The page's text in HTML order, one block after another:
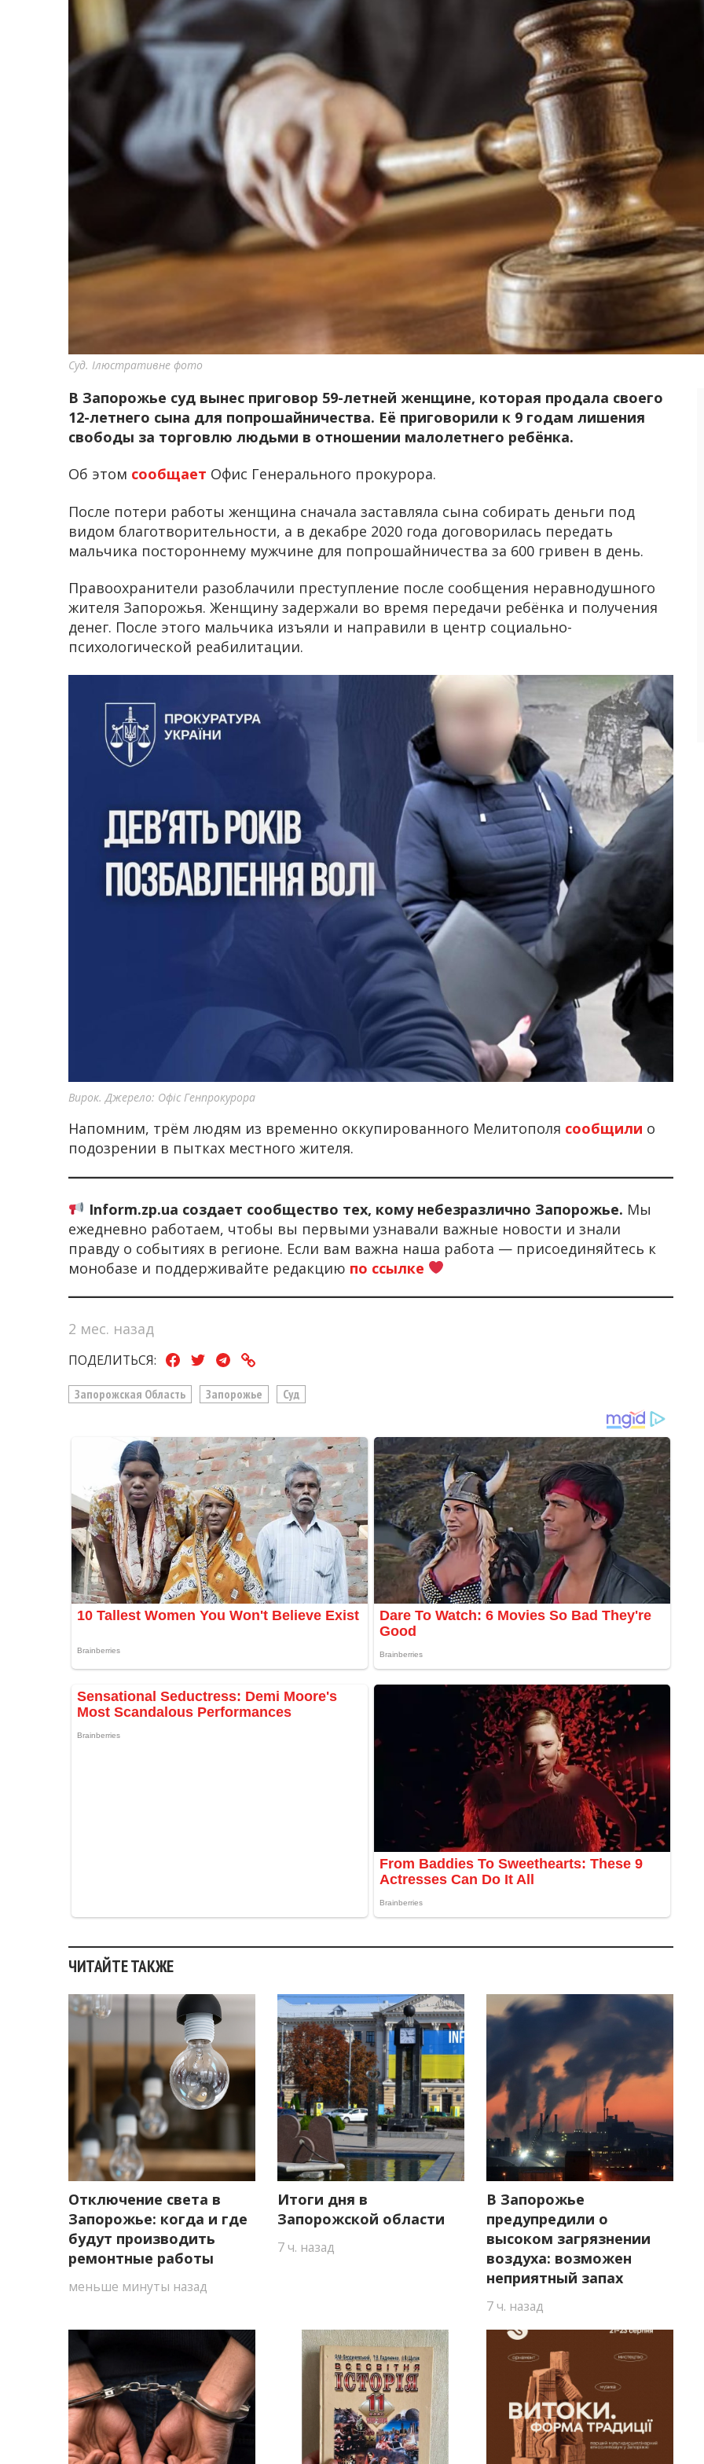
Суд. Ілюстративне фото
В Запорожье суд вынес приговор 59-летней женщине, которая продала своего
12-летнего сына для попрошайничества. Её приговорили к 9 годам лишения
свободы за торговлю людьми в отношении малолетнего ребёнка.
Об этом сообщает Офис Генерального прокурора.
После потери работы женщина сначала заставляла сына собирать деньги под
видом благотворительности, а в декабре 2020 года договорилась передать
мальчика постороннему мужчине для попрошайничества за 600 гривен в день.
Правоохранители разоблачили преступление после сообщения неравнодушного
жителя Запорожья. Женщину задержали во время передачи ребёнка и получения
денег. После этого мальчика изъяли и направили в центр социально-
психологической реабилитации.
Вирок. Джерело: Офіс Генпрокурора
Напомним, трём людям из временно оккупированного Мелитополя сообщили о
подозрении в пытках местного жителя.
Inform.zp.ua создает сообщество тех, кому небезразлично Запорожье. Мы
ежедневно работаем, чтобы вы первыми узнавали важные новости и знали
правду о событиях в регионе. Если вам важна наша работа — присоединяйтесь к
монобазе и поддерживайте редакцию по ссылке
2 мес. назад
ПОДЕЛИТЬСЯ:
Запорожская Область Запорожье Суд
ЧИТАЙТЕ ТАКЖЕ
Отключение света в
Запорожье: когда и где
будут производить
ремонтные работы
меньше минуты назад
Итоги дня в
Запорожской области
7 ч. назад
В Запорожье
предупредили о
высоком загрязнении
воздуха: возможен
неприятный запах
7 ч. назад